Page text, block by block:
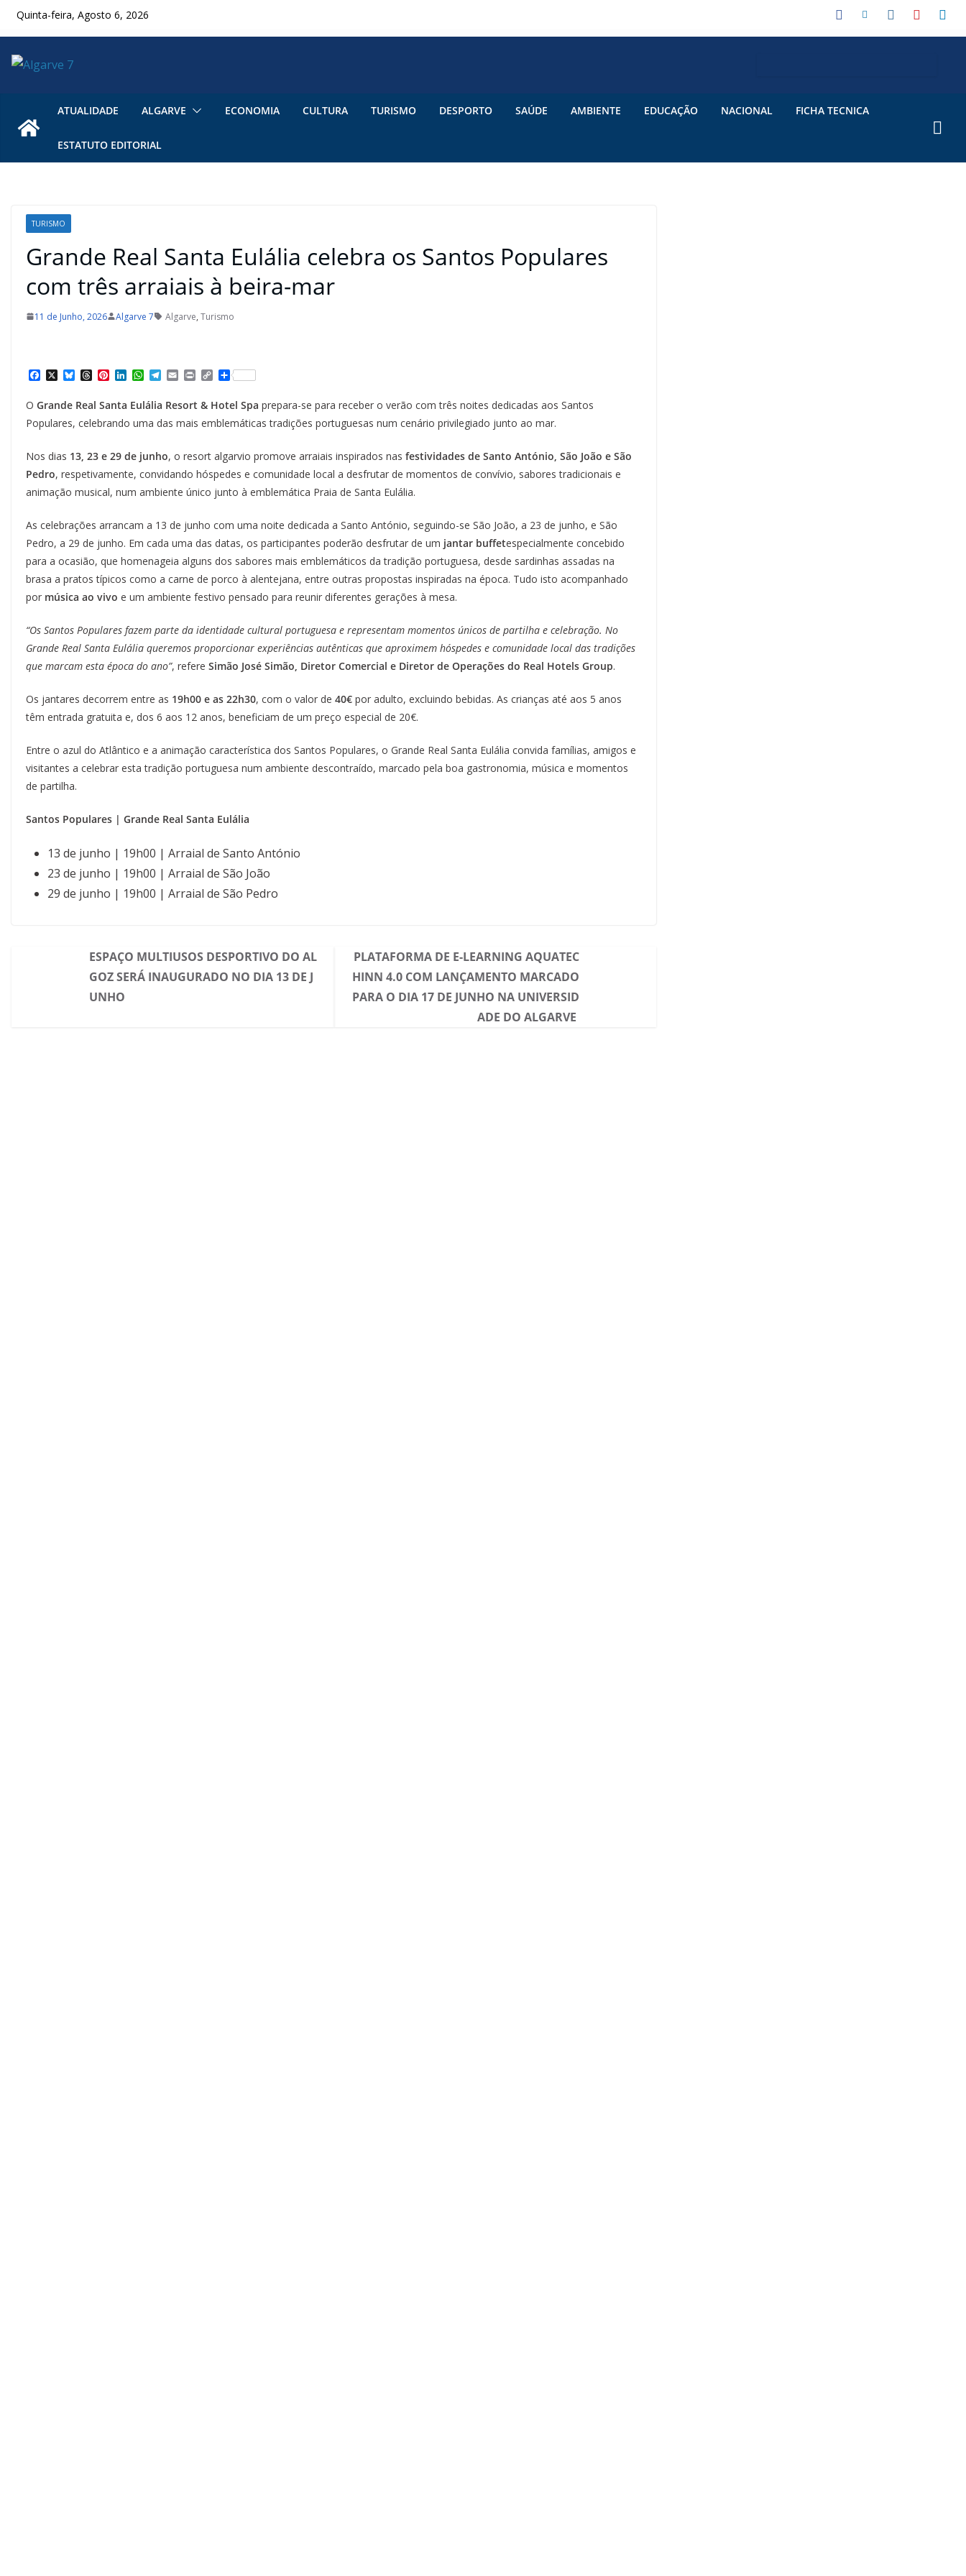
SkipQuinta-feira, Agosto 6, 2026
ATUALIDADE ALGARVE ECONOMIA CULTURA TURISMO DESPORTO SAÚDE AMBIENTE EDUCAÇÃO NACIONAL FICHA TECNICA
ESTATUTO EDITORIAL
TURISMO
Grande Real Santa Eulália celebra os Santos Populares
com três arraiais à beira-mar
11 de Junho, 2026 Algarve 7 Algarve, Turismo
a
c
e
b
o
k
X B
u
e
s
k
T
h
r
e
a
d
P
t
e
r
s
L
n
k
e
d
n
W
h
a
t
s
A
p
T
e
e
g
r
m
E
m
i
l
P
n
t
C
o
p
y
L
i
k
S
h
a
r
e
O Grande Real Santa Eulália Resort & Hotel Spa prepara-se para receber o verão com três noites dedicadas aos Santos
Populares, celebrando uma das mais emblemáticas tradições portuguesas num cenário privilegiado junto ao mar.
Nos dias 13, 23 e 29 de junho, o resort algarvio promove arraiais inspirados nas festividades de Santo António, São João e São
Pedro, respetivamente, convidando hóspedes e comunidade local a desfrutar de momentos de convívio, sabores tradicionais e
animação musical, num ambiente único junto à emblemática Praia de Santa Eulália.
As celebrações arrancam a 13 de junho com uma noite dedicada a Santo António, seguindo-se São João, a 23 de junho, e São
Pedro, a 29 de junho. Em cada uma das datas, os participantes poderão desfrutar de um jantar buffetespecialmente concebido
para a ocasião, que homenageia alguns dos sabores mais emblemáticos da tradição portuguesa, desde sardinhas assadas na
brasa a pratos típicos como a carne de porco à alentejana, entre outras propostas inspiradas na época. Tudo isto acompanhado
por música ao vivo e um ambiente festivo pensado para reunir diferentes gerações à mesa.
“Os Santos Populares fazem parte da identidade cultural portuguesa e representam momentos únicos de partilha e celebração. No
Grande Real Santa Eulália queremos proporcionar experiências autênticas que aproximem hóspedes e comunidade local das tradições
que marcam esta época do ano”, refere Simão José Simão, Diretor Comercial e Diretor de Operações do Real Hotels Group.
Os jantares decorrem entre as 19h00 e as 22h30, com o valor de 40€ por adulto, excluindo bebidas. As crianças até aos 5 anos
têm entrada gratuita e, dos 6 aos 12 anos, beneficiam de um preço especial de 20€.
Entre o azul do Atlântico e a animação característica dos Santos Populares, o Grande Real Santa Eulália convida famílias, amigos e
visitantes a celebrar esta tradição portuguesa num ambiente descontraído, marcado pela boa gastronomia, música e momentos
de partilha.
Santos Populares | Grande Real Santa Eulália
13 de junho | 19h00 | Arraial de Santo António
23 de junho | 19h00 | Arraial de São João
29 de junho | 19h00 | Arraial de São Pedro
ESPAÇO MULTIUSOS DESPORTIVO DO AL
GOZ SERÁ INAUGURADO NO DIA 13 DE J
UNHO
PLATAFORMA DE E-LEARNING AQUATEC
HINN 4.0 COM LANÇAMENTO MARCADO
PARA O DIA 17 DE JUNHO NA UNIVERSID
ADE DO ALGARVE